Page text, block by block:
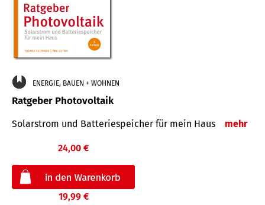
ENERGIE, BAUEN + WOHNEN
Ratgeber Photovoltaik
Solarstrom und Batteriespeicher für mein Haus mehr
24,00 €
19,99 €